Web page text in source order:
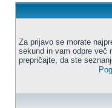
Za prijavo se morate
sekund in vam odpre več
prepričajte, da ste